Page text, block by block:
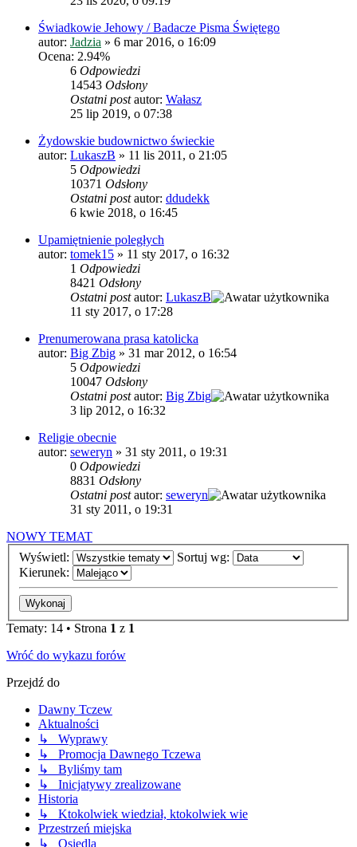
Świadkowie Jehowy / Badacze Pisma Świętego
autor: Jadzia » 6 mar 2016, o 16:09
Ocena: 2.94%
6 Odpowiedzi
14543 Odsłony
Ostatni postautor: Wałasz
25 lip 2019, o 07:38
Żydowskie budownictwo świeckie
autor: LukaszB » 11 lis 2011, o 21:05
5 Odpowiedzi
10371 Odsłony
Ostatni postautor: ddudekk
6 kwie 2018, o 16:45
Upamiętnienie poległych
autor: tomek15 » 11 sty 2017, o 16:32
1 Odpowiedzi
8421 Odsłony
Ostatni postautor: LukaszB
11 sty 2017, o 17:28
Prenumerowana prasa katolicka
autor: Big Zbig » 31 mar 2012, o 16:54
5 Odpowiedzi
10047 Odsłony
Ostatni postautor: Big Zbig
3 lip 2012, o 16:32
Religie obecnie
autor: seweryn » 31 sty 2011, o 19:31
0 Odpowiedzi
8831 Odsłony
Ostatni postautor: seweryn
31 sty 2011, o 19:31
NOWY TEMAT
Wyświetl:
Sortuj wg:
Kierunek:
Tematy: 14 • Strona 1 z 1
Wróć do wykazu forów
Przejdź do
Dawny Tczew
Aktualności
↳ Wyprawy
↳ Promocja Dawnego Tczewa
↳ Byliśmy tam
↳ Inicjatywy zrealizowane
Historia
↳ Ktokolwiek wiedział, ktokolwiek wie
Przestrzeń miejska
↳ Osiedla